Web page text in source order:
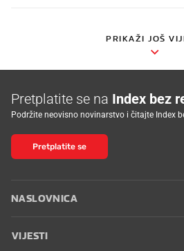
PRIKAŽI JOŠ
Pretplatite se na Index bez
Podržite neovisno novinarstvo i čitajte Index
Pretplatite se
NASLOVNICA
VIJESTI